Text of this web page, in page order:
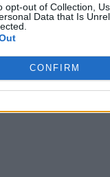
opt-out of Collection,
Data that Is
CONFIRM